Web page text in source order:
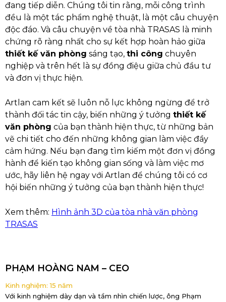
đang tiếp diễn. Chúng tôi tin rằng, mỗi công trình
đều là một tác phẩm nghệ thuật, là một câu chuyện
độc đáo. Và câu chuyện về tòa nhà TRASAS là minh
chứng rõ ràng nhất cho sự kết hợp hoàn hảo giữa
thiết kế văn phòng sáng tạo, thi công chuyên
nghiệp và trên hết là sự đồng điệu giữa chủ đầu tư
và đơn vị thực hiện.
Artlan cam kết sẽ luôn nỗ lực không ngừng để trở
thành đối tác tin cậy, biến những ý tưởng thiết kế
văn phòng của bạn thành hiện thực, từ những bản
vẽ chi tiết cho đến những không gian làm việc đầy
cảm hứng. Nếu bạn đang tìm kiếm một đơn vị đồng
hành để kiến tạo không gian sống và làm việc mơ
ước, hãy liên hệ ngay với Artlan để chúng tôi có cơ
hội biến những ý tưởng của bạn thành hiện thực!
Xem thêm: Hình ảnh 3D của tòa nhà văn phòng
TRASAS
PHẠM HOÀNG NAM – CEO
Kinh nghiệm: 15 năm
Với kinh nghiệm dày dạn và tầm nhìn chiến lược, ông Phạm